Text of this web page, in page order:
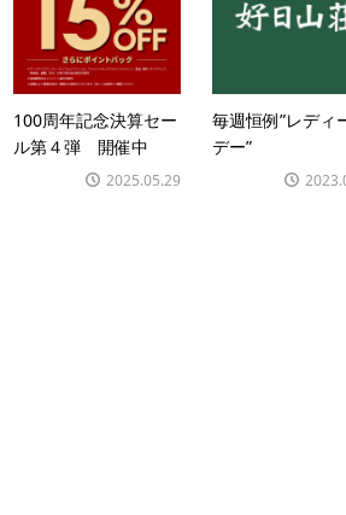
100周年記念決算セー
ル第４弾 開催中
2025.05.29
毎週恒例”レディ
デー”